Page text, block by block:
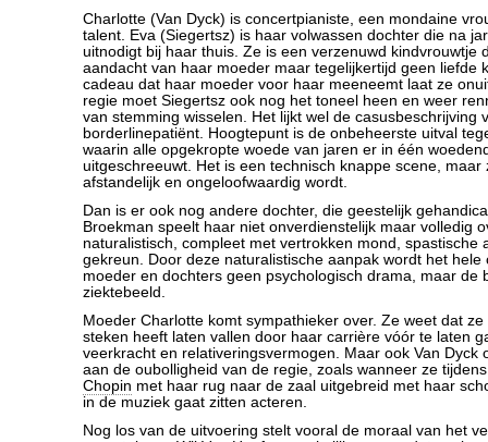
Charlotte (Van Dyck) is concertpianiste, een mondaine
talent. Eva (Siegertsz) is haar volwassen dochter die na
uitnodigt bij haar thuis. Ze is een verzenuwd kindvrouwtje
aandacht van haar moeder maar tegelijkertijd geen liefde
cadeau dat haar moeder voor haar meeneemt laat ze
regie moet Siegertsz ook nog het toneel heen en weer
van stemming wisselen. Het lijkt wel de casusbeschrijving
borderlinepatiënt. Hoogtepunt is de onbeheerste uitval
waarin alle opgekropte woede van jaren er in één
uitgeschreeuwt. Het is een technisch knappe scene, maar
afstandelijk en ongeloofwaardig wordt.
Dan is er ook nog andere dochter, die geestelijk
Broekman speelt haar niet onverdienstelijk maar volledig
naturalistisch, compleet met vertrokken mond, spastische
gekreun. Door deze naturalistische aanpak wordt het hele
moeder en dochters geen psychologisch drama, maar de
ziektebeeld.
Moeder Charlotte komt sympathieker over. Ze weet dat
steken heeft laten vallen door haar carrière vóór te laten
veerkracht en relativeringsvermogen. Maar ook Van Dyck
aan de oubolligheid van de regie, zoals wanneer ze
Chopin met haar rug naar de zaal uitgebreid met haar
in de muziek gaat zitten acteren.
Nog los van de uitvoering stelt vooral de moraal van het